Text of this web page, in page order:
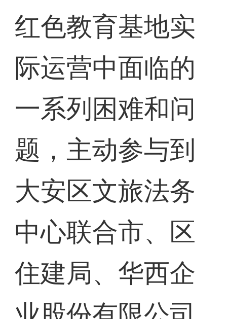
红色教育基地实
际运营中面临的
一系列困难和问
题，主动参与到
大安区文旅法务
中心联合市、区
住建局、华西企